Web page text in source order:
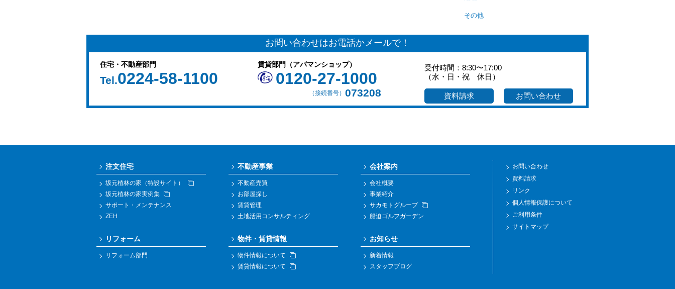
その他
お問い合わせはお電話かメールで！
住宅・不動産部門
Tel.0224-58-1100
賃貸部門（アパマンショップ）
0120-27-1000
（接続番号） 073208
受付時間：8:30〜17:00
（水・日・祝 休日）
資料請求 お問い合わせ
注文住宅
坂元植林の家（特設サイト）
坂元植林の家実例集
サポート・メンテナンス
ZEH
リフォーム
リフォーム部門
不動産事業
不動産売買
お部屋探し
賃貸管理
土地活用コンサルティング
物件・賃貸情報
物件情報について
賃貸情報について
会社案内
会社概要
事業紹介
サカモトグループ
船迫ゴルフガーデン
お知らせ
新着情報
スタッフブログ
お問い合わせ
資料請求
リンク
個人情報保護について
ご利用条件
サイトマップ